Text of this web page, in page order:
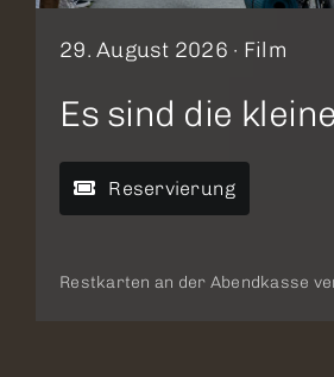
29. August 2026 · Film
Es sind die
Reservierung
Restkarten an der Abendkasse